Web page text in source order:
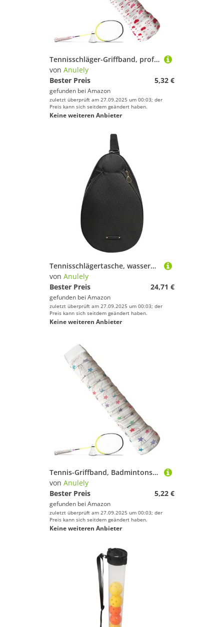
Tennisschläger-Griffband, professionell, rutschfest, schnell trocknend, für Schleudergriff, verbessertes Spielen, Badminton
von Anulely
Bester Preis
5,32 €
gefunden bei Amazon
zuletzt überprüft am 27.09.2025 um 00:03; der
Preis kann sich seitdem geändert haben.
Keine weiteren Anbieter
Tennisschlägertasche, wasserdichte Tasche für Tennisschläger | Pickle Ball Sling Bag Tennisrucksack für Männer und Frauen
von Anulely
Bester Preis
24,71 €
gefunden bei Amazon
zuletzt überprüft am 27.09.2025 um 00:03; der
Preis kann sich seitdem geändert haben.
Keine weiteren Anbieter
Tennis-Griffband, Badmintonschläger-Griff, schweißabsorbierend, verbessert das Spiel für Lenker, Squash, Badmintonschläger, Angelrute, Squashschläger
von Anulely
Bester Preis
5,22 €
gefunden bei Amazon
zuletzt überprüft am 27.09.2025 um 00:03; der
Preis kann sich seitdem geändert haben.
Keine weiteren Anbieter